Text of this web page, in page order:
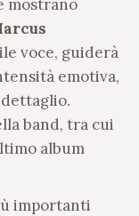
mostrano
voce, guiderà
emotiva,
band, tra cui
album
importanti